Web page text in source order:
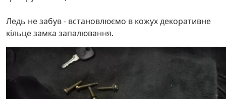
Ледь не забув - встановлюємо в кожух декоративне
кільце замка запалювання.